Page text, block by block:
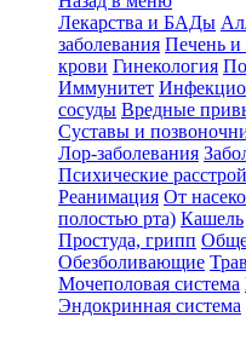
Лекарства и БАДы
заболевания Печень
крови Гинекология
Иммунитет
сосуды Вредные
Суставы и
Лор-заболевания
Психические
Реанимация От
полостью рта) Кашель
Простуда, грипп
Обезболивающие
Мочеполовая система
Эндокринная система